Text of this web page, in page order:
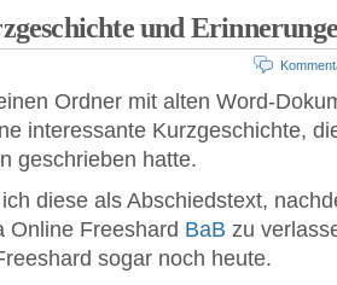
und
Ordner mit alten Word-
interessante Kurzgeschichte,
geschrieben hatte.
diese als Abschiedstext,
Online Freeshard BaB zu
sogar noch heute.